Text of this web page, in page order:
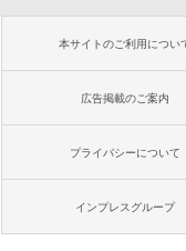
本サイトのご利用につい
広告掲載のご案内
プライバシーについて
インプレスグループ